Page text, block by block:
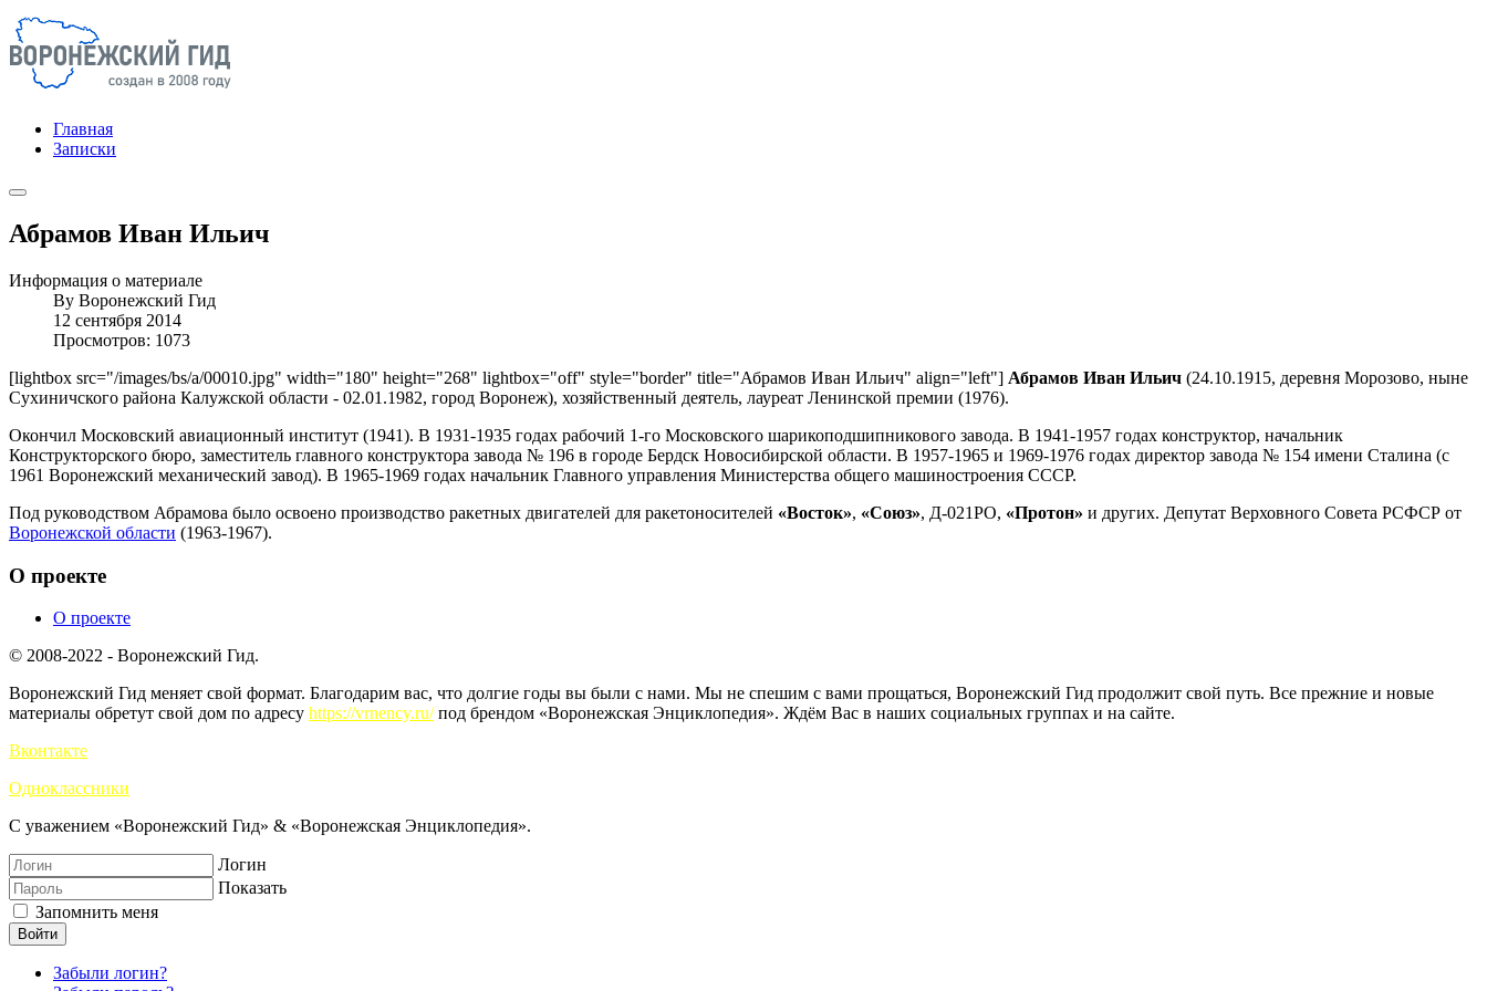
Главная
Записки
Абрамов Иван Ильич
Информация о материале
By Воронежский Гид
12 сентября 2014
Просмотров: 1073
[lightbox src="/images/bs/a/00010.jpg" width="180" height="268" lightbox="off" style="border" title="Абрамов Иван Ильич" align="left"] Абрамов Иван Ильич (24.10.1915, деревня Морозово, ныне
Сухиничского района Калужской области - 02.01.1982, город Воронеж), хозяйственный деятель, лауреат Ленинской премии (1976).
Окончил Московский авиационный институт (1941). В 1931-1935 годах рабочий 1-го Московского шарикоподшипникового завода. В 1941-1957 годах конструктор, начальник
Конструкторского бюро, заместитель главного конструктора завода № 196 в городе Бердск Новосибирской области. В 1957-1965 и 1969-1976 годах директор завода № 154 имени Сталина (с
1961 Воронежский механический завод). В 1965-1969 годах начальник Главного управления Министерства общего машиностроения СССР.
Под руководством Абрамова было освоено производство ракетных двигателей для ракетоносителей «Восток», «Союз», Д-021РО, «Протон» и других. Депутат Верховного Совета РСФСР от
Воронежской области (1963-1967).
О проекте
О проекте
© 2008-2022 - Воронежский Гид.
Воронежский Гид меняет свой формат. Благодарим вас, что долгие годы вы были с нами. Мы не спешим с вами прощаться, Воронежский Гид продолжит свой путь. Все прежние и новые
материалы обретут свой дом по адресу https://vrnency.ru/под брендом «Воронежская Энциклопедия». Ждём Вас в наших социальных группах и на сайте.
Вконтакте
Одноклассники
С уважением «Воронежский Гид» & «Воронежская Энциклопедия».
Логин
Показать
Запомнить меня
Войти
Забыли логин?